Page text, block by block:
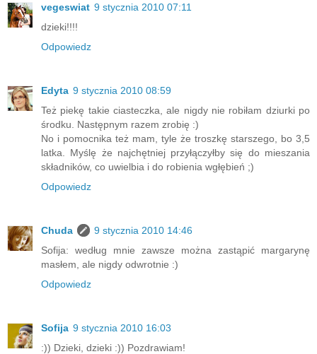
vegeswiat 9 stycznia 2010 07:11
dzieki!!!!
Odpowiedz
Edyta 9 stycznia 2010 08:59
Też piekę takie ciasteczka, ale nigdy nie robiłam dziurki po
środku. Następnym razem zrobię :)
No i pomocnika też mam, tyle że troszkę starszego, bo 3,5
latka. Myślę że najchętniej przyłączyłby się do mieszania
składników, co uwielbia i do robienia wgłębień ;)
Odpowiedz
Chuda
9 stycznia 2010 14:46
Sofija: według mnie zawsze można zastąpić margarynę
masłem, ale nigdy odwrotnie :)
Odpowiedz
Sofija 9 stycznia 2010 16:03
:)) Dzieki, dzieki :)) Pozdrawiam!